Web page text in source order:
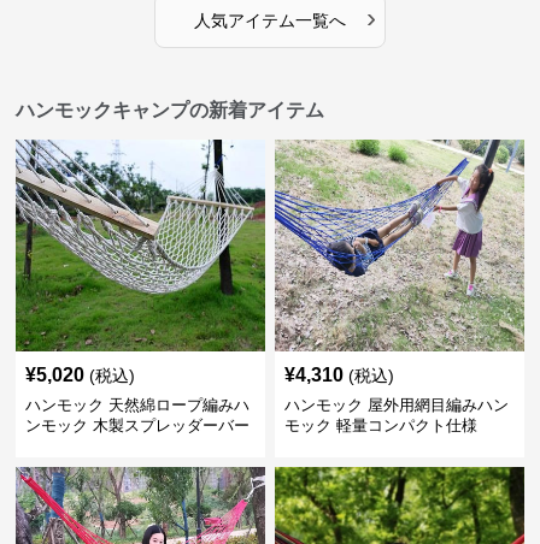
人気アイテム一覧へ ›
ハンモックキャンプの新着アイテム
¥5,020 (税込)
ハンモック 天然綿ロープ編みハ
ンモック 木製スプレッダーバー
¥4,310 (税込)
ハンモック 屋外用網目編みハン
モック 軽量コンパクト仕様